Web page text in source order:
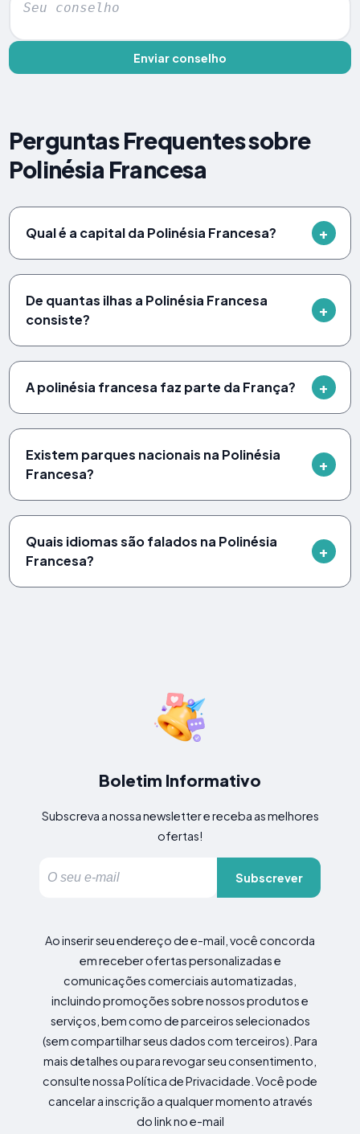
Enviar conselho
Perguntas Frequentes sobre
Polinésia Francesa
Qual é a capital da Polinésia Francesa?
De quantas ilhas a Polinésia Francesa
consiste?
A polinésia francesa faz parte da França?
Existem parques nacionais na Polinésia
Francesa?
Quais idiomas são falados na Polinésia
Francesa?
Boletim Informativo
Subscreva a nossa newsletter e receba as melhores
ofertas!
Subscrever
Ao inserir seu endereço de e-mail, você concorda
em receber ofertas personalizadas e
comunicações comerciais automatizadas,
incluindo promoções sobre nossos produtos e
serviços, bem como de parceiros selecionados
(sem compartilhar seus dados com terceiros). Para
mais detalhes ou para revogar seu consentimento,
consulte nossa Política de Privacidade. Você pode
cancelar a inscrição a qualquer momento através
do link no e-mail